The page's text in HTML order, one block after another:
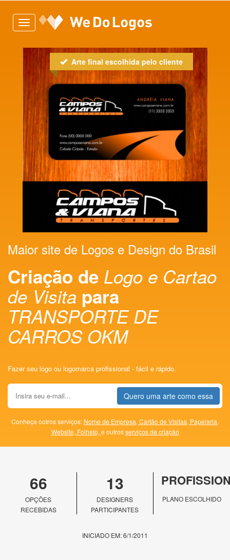
Toggle
navigation
Arte final escolhida pelo cliente
Maior site de Logos e Design do Brasil
Criação de Logo e Cartao
de Visita para
TRANSPORTE DE
CARROS OKM
Fazer seu logo ou logomarca profissional - fácil e rápido.
Quero uma arte como essa
Conheça outros serviços: Nome de Empresa, Cartão de Visitas, Papelaria,
Website, Folheto, e outrosserviços de criação
66
OPÇÕES
RECEBIDAS
13
DESIGNERS
PARTICIPANTES
PLANO ESCOLHIDO
INICIADO EM: 6/1/2011